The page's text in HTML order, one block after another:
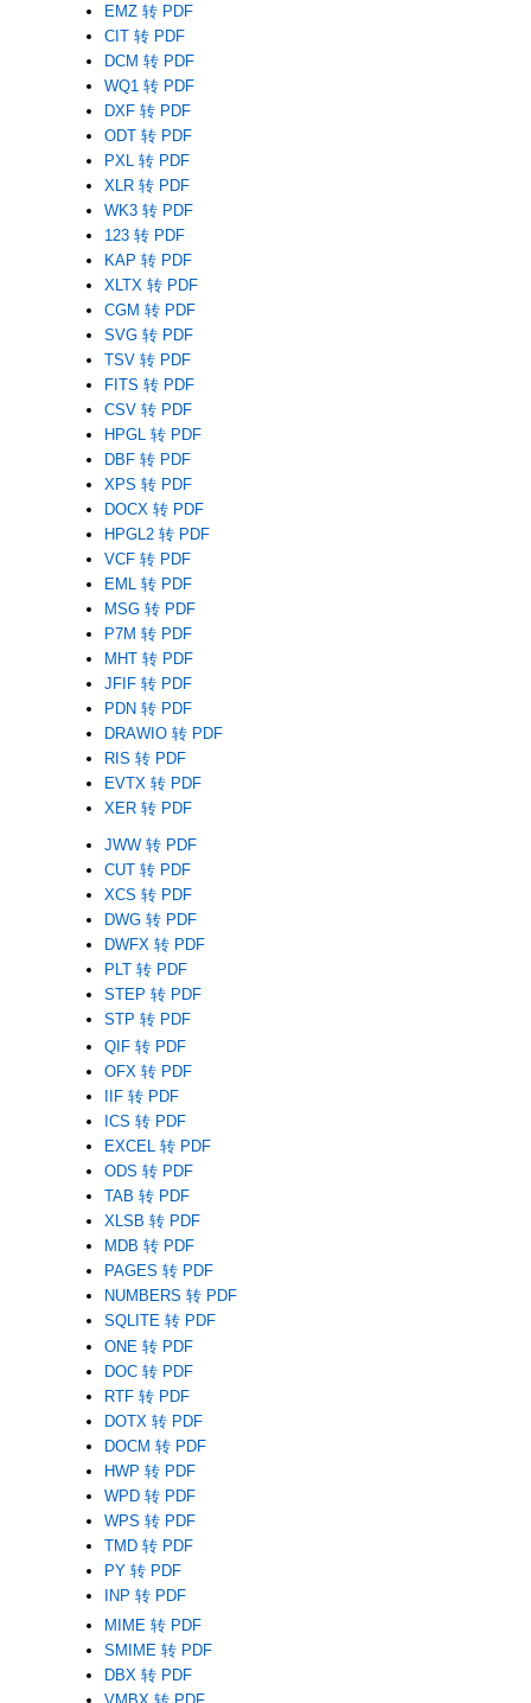
EMZ 转 PDF
CIT 转 PDF
DCM 转 PDF
WQ1 转 PDF
DXF 转 PDF
ODT 转 PDF
PXL 转 PDF
XLR 转 PDF
WK3 转 PDF
123 转 PDF
KAP 转 PDF
XLTX 转 PDF
CGM 转 PDF
SVG 转 PDF
TSV 转 PDF
FITS 转 PDF
CSV 转 PDF
HPGL 转 PDF
DBF 转 PDF
XPS 转 PDF
DOCX 转 PDF
HPGL2 转 PDF
VCF 转 PDF
EML 转 PDF
MSG 转 PDF
P7M 转 PDF
MHT 转 PDF
JFIF 转 PDF
PDN 转 PDF
DRAWIO 转 PDF
RIS 转 PDF
EVTX 转 PDF
XER 转 PDF
JWW 转 PDF
CUT 转 PDF
XCS 转 PDF
DWG 转 PDF
DWFX 转 PDF
PLT 转 PDF
STEP 转 PDF
STP 转 PDF
QIF 转 PDF
OFX 转 PDF
IIF 转 PDF
ICS 转 PDF
EXCEL 转 PDF
ODS 转 PDF
TAB 转 PDF
XLSB 转 PDF
MDB 转 PDF
PAGES 转 PDF
NUMBERS 转 PDF
SQLITE 转 PDF
ONE 转 PDF
DOC 转 PDF
RTF 转 PDF
DOTX 转 PDF
DOCM 转 PDF
HWP 转 PDF
WPD 转 PDF
WPS 转 PDF
TMD 转 PDF
PY 转 PDF
INP 转 PDF
MIME 转 PDF
SMIME 转 PDF
DBX 转 PDF